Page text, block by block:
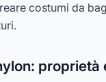
costumi da
proprietà